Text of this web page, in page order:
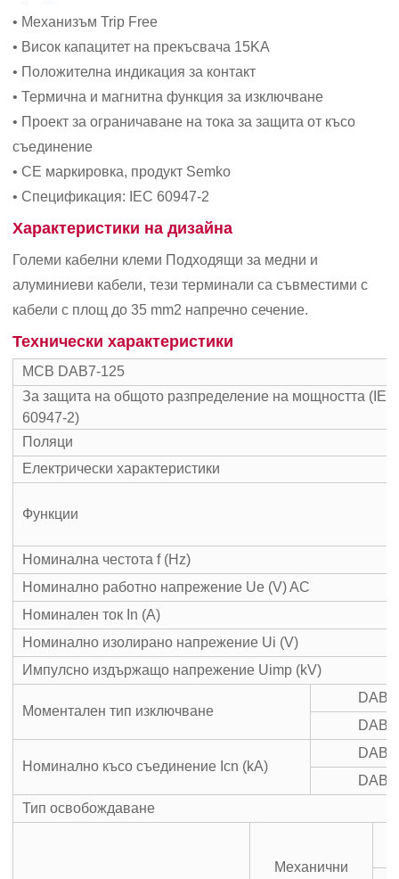
• Механизъм Trip Free
• Висок капацитет на прекъсвача 15KA
• Положителна индикация за контакт
• Термична и магнитна функция за изключване
• Проект за ограничаване на тока за защита от късо
съединение
• СЕ маркировка, продукт Semko
• Спецификация: IEC 60947-2
Характеристики на дизайна
Големи кабелни клеми Подходящи за медни и
алуминиеви кабели, тези терминали са съвместими с
кабели с площ до 35 mm2 напречно сечение.
Технически характеристики
MCB DAB7-125
За защита на общото разпределение на мощността
60947-2)
Поляци
Електрически характеристики
Функции
Номинална честота f (Hz)
Номинално работно напрежение Ue (V) AC
Номинален ток In (A)
Номинално изолирано напрежение Ui (V)
Импулсно издържащо напрежение Uimp (kV)
Моментален тип изключване
Номинално късо съединение Icn (kA)
Тип освобождаване
Механични